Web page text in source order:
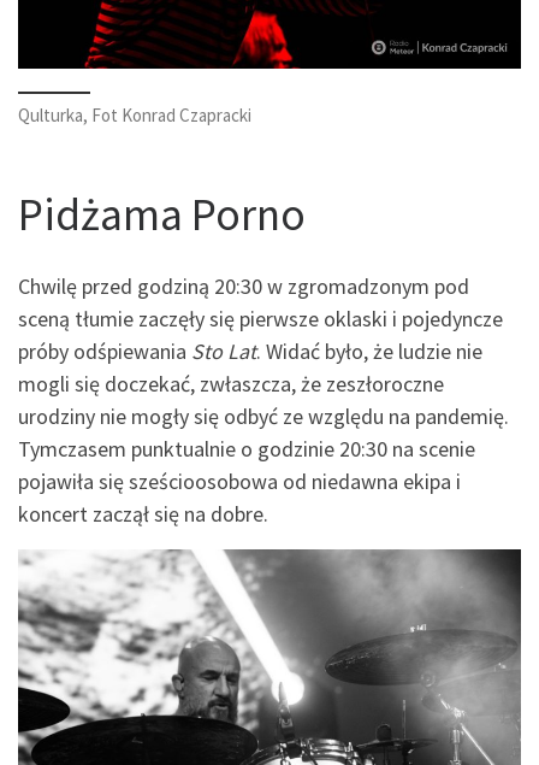
Qulturka, Fot Konrad Czapracki
Pidżama Porno
Chwilę przed godziną 20:30 w zgromadzonym pod
sceną tłumie zaczęły się pierwsze oklaski i pojedyncze
próby odśpiewania Sto Lat. Widać było, że ludzie nie
mogli się doczekać, zwłaszcza, że zeszłoroczne
urodziny nie mogły się odbyć ze względu na pandemię.
Tymczasem punktualnie o godzinie 20:30 na scenie
pojawiła się sześcioosobowa od niedawna ekipa i
koncert zaczął się na dobre.